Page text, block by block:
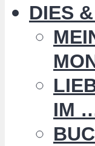
DIES
IM